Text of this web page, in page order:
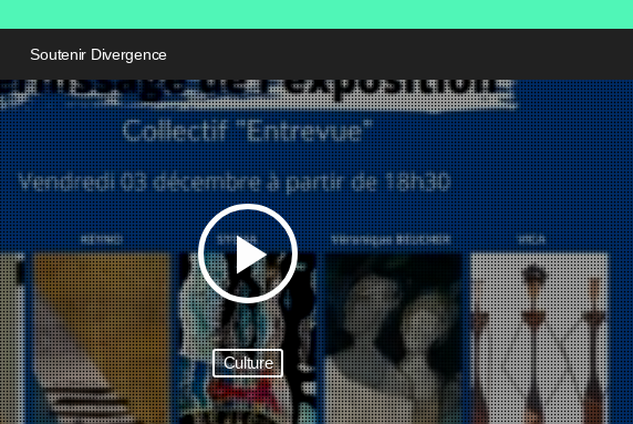
Soutenir Divergence
play_arrow
Culture